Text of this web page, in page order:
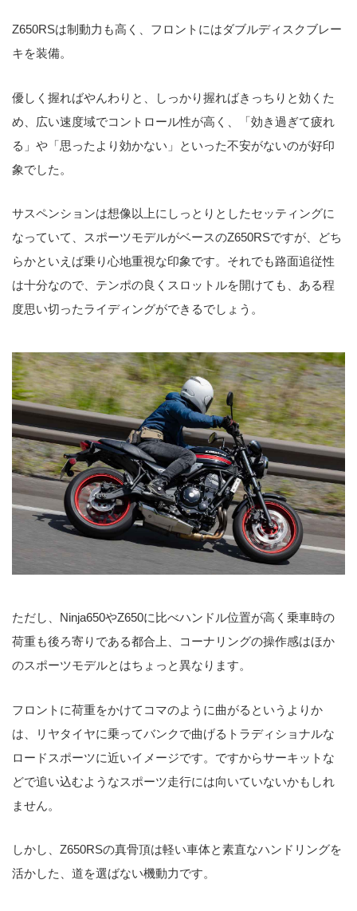
Z650RSは制動力も高く、フロントにはダブルディスクブレー
キを装備。
優しく握ればやんわりと、しっかり握ればきっちりと効くた
め、広い速度域でコントロール性が高く、「効き過ぎて疲れ
る」や「思ったより効かない」といった不安がないのが好印
象でした。
サスペンションは想像以上にしっとりとしたセッティングに
なっていて、スポーツモデルがベースのZ650RSですが、どち
らかといえば乗り心地重視な印象です。それでも路面追従性
は十分なので、テンポの良くスロットルを開けても、ある程
度思い切ったライディングができるでしょう。
ただし、Ninja650やZ650に比べハンドル位置が高く乗車時の
荷重も後ろ寄りである都合上、コーナリングの操作感はほか
のスポーツモデルとはちょっと異なります。
フロントに荷重をかけてコマのように曲がるというよりか
は、リヤタイヤに乗ってバンクで曲げるトラディショナルな
ロードスポーツに近いイメージです。ですからサーキットな
どで追い込むようなスポーツ走行には向いていないかもしれ
ません。
しかし、Z650RSの真骨頂は軽い車体と素直なハンドリングを
活かした、道を選ばない機動力です。